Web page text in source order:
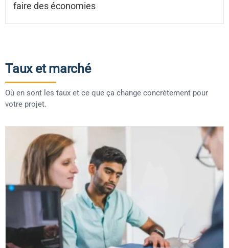
faire des économies
Taux et marché
Où en sont les taux et ce que ça change concrètement pour
votre projet.